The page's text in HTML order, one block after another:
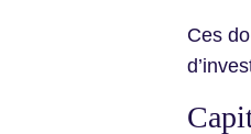
Ces